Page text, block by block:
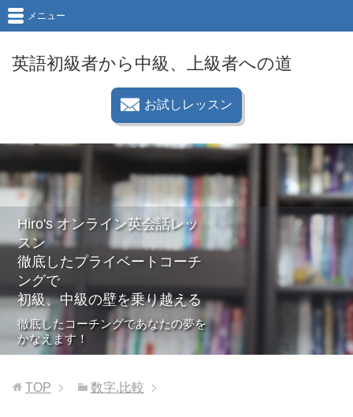
英語初級者から中級、上級者への道
お試しレッスン
メニュー
Hiro's オンライン英会話レッ
スン
徹底したプライベートコーチ
ングで
初級、中級の壁を乗り越える
徹底したコーチングであなたの夢を
かなえます！
TOP 数字.比較